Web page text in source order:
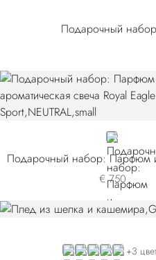
Подарочный
NEUTRAL
€ 750
GREYGREEN 14249-
VIOLET 14249-
GREEN
BEIGE
+3